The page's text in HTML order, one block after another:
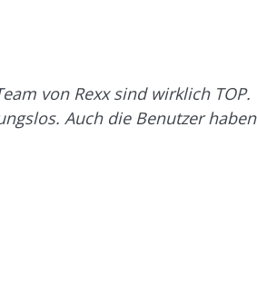
von Rexx sind wirklich TOP.
Auch die Benutzer haben